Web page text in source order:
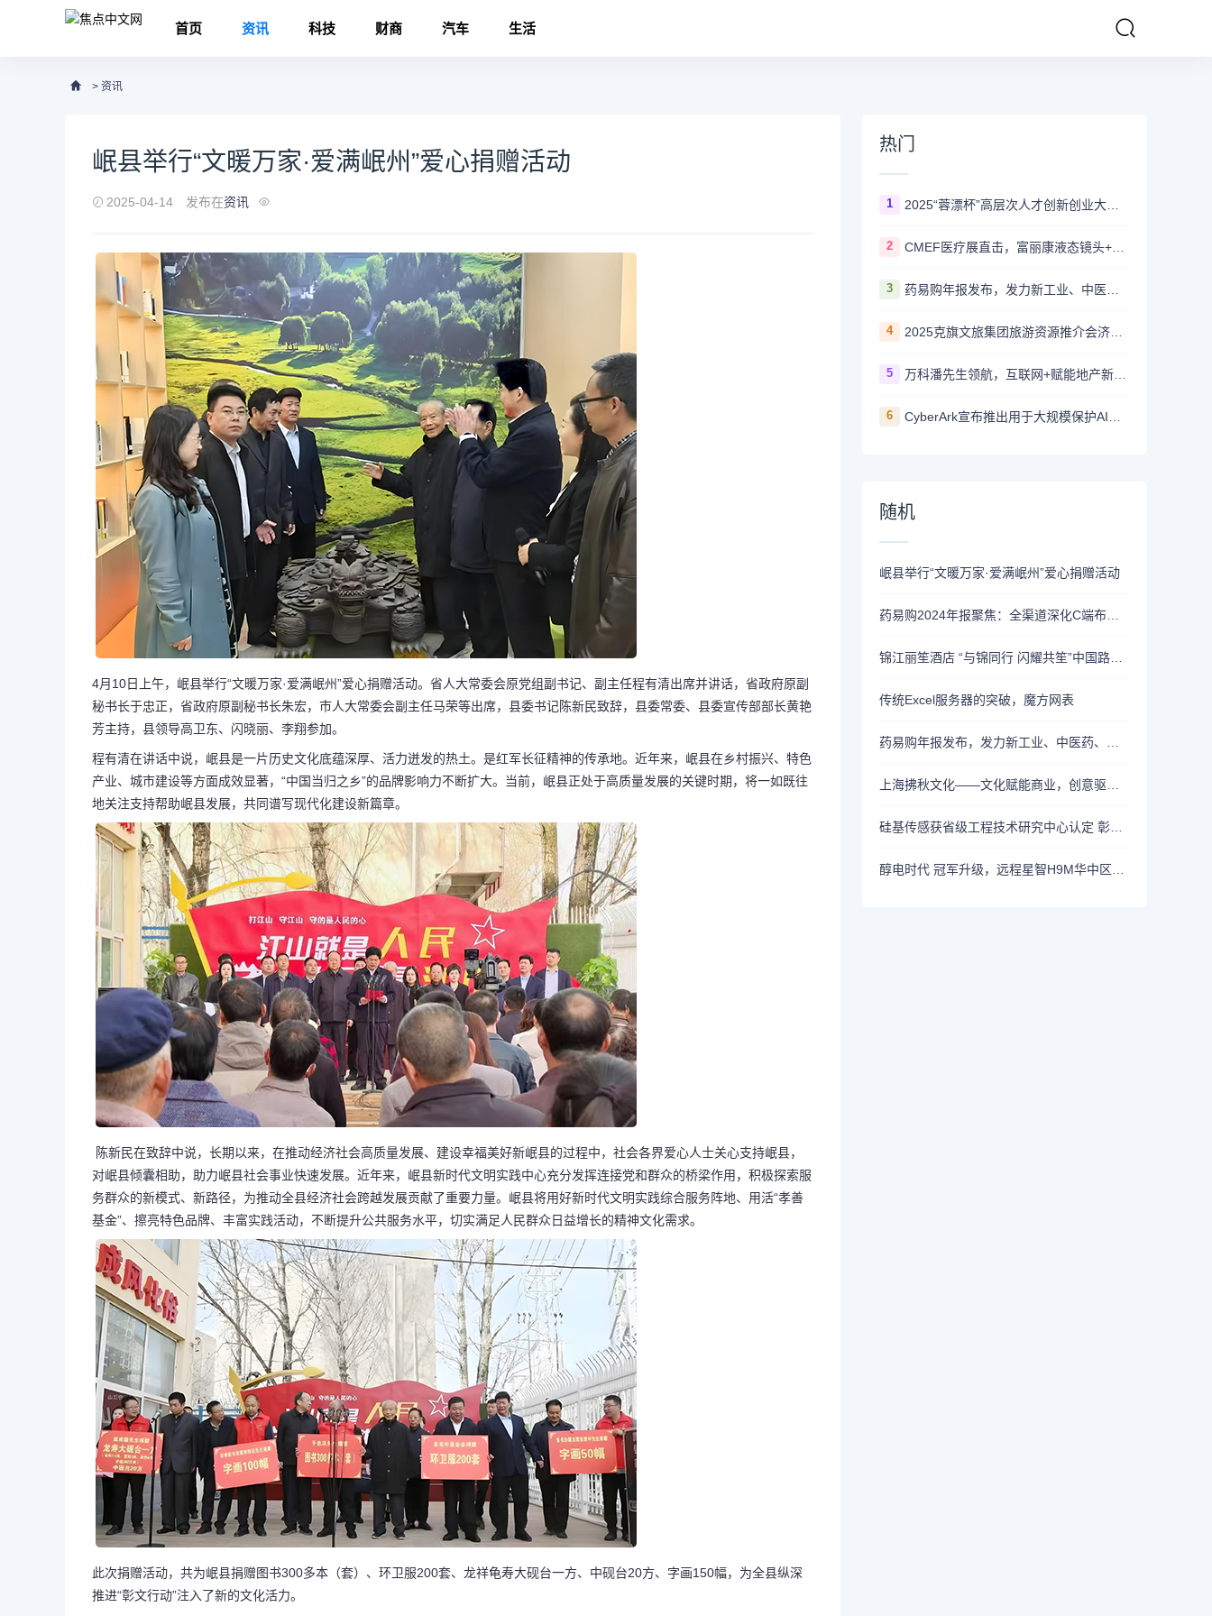
首页 资讯 科技 财商 汽车 生活
> 资讯
岷县举行“文暖万家·爱满岷州”爱心捐赠活动
2025-04-14 发布在资讯
4月10日上午，岷县举行“文暖万家·爱满岷州”爱心捐赠活动。省人大常委会原党组副书记、副主任程有清出席并讲话，省政府原副
秘书长于忠正，省政府原副秘书长朱宏，市人大常委会副主任马荣等出席，县委书记陈新民致辞，县委常委、县委宣传部部长黄艳
芳主持，县领导高卫东、闪晓丽、李翔参加。
程有清在讲话中说，岷县是一片历史文化底蕴深厚、活力迸发的热土。是红军长征精神的传承地。近年来，岷县在乡村振兴、特色
产业、城市建设等方面成效显著，“中国当归之乡”的品牌影响力不断扩大。当前，岷县正处于高质量发展的关键时期，将一如既往
地关注支持帮助岷县发展，共同谱写现代化建设新篇章。
陈新民在致辞中说，长期以来，在推动经济社会高质量发展、建设幸福美好新岷县的过程中，社会各界爱心人士关心支持岷县，
对岷县倾囊相助，助力岷县社会事业快速发展。近年来，岷县新时代文明实践中心充分发挥连接党和群众的桥梁作用，积极探索服
务群众的新模式、新路径，为推动全县经济社会跨越发展贡献了重要力量。岷县将用好新时代文明实践综合服务阵地、用活“孝善
基金”、擦亮特色品牌、丰富实践活动，不断提升公共服务水平，切实满足人民群众日益增长的精神文化需求。
此次捐赠活动，共为岷县捐赠图书300多本（套）、环卫服200套、龙祥龟寿大砚台一方、中砚台20方、字画150幅，为全县纵深
推进“彰文行动”注入了新的文化活力。
热门
1 2025“蓉漂杯”高层次人才创新创业大赛 金牛·重点产业园区专项赛圆满举行
2 CMEF医疗展直击，富丽康液态镜头+国产替代医疗转接镜引采购热潮
3
4 2025克旗文旅集团旅游资源推介会济南站即将开启 邀您共赴草原好客之约
5 万科潘先生领航，互联网+赋能地产新未来！
6
随机
岷县举行“文暖万家·爱满岷州”爱心捐赠活动
传统Excel服务器的突破，魔方网表